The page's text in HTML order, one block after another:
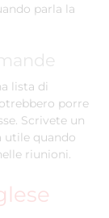
parla la
lista di
porre
Scrivete un
utile quando
riunioni.